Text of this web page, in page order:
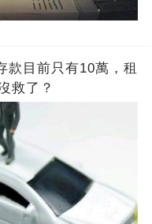
款目前只有10萬，租
救了？